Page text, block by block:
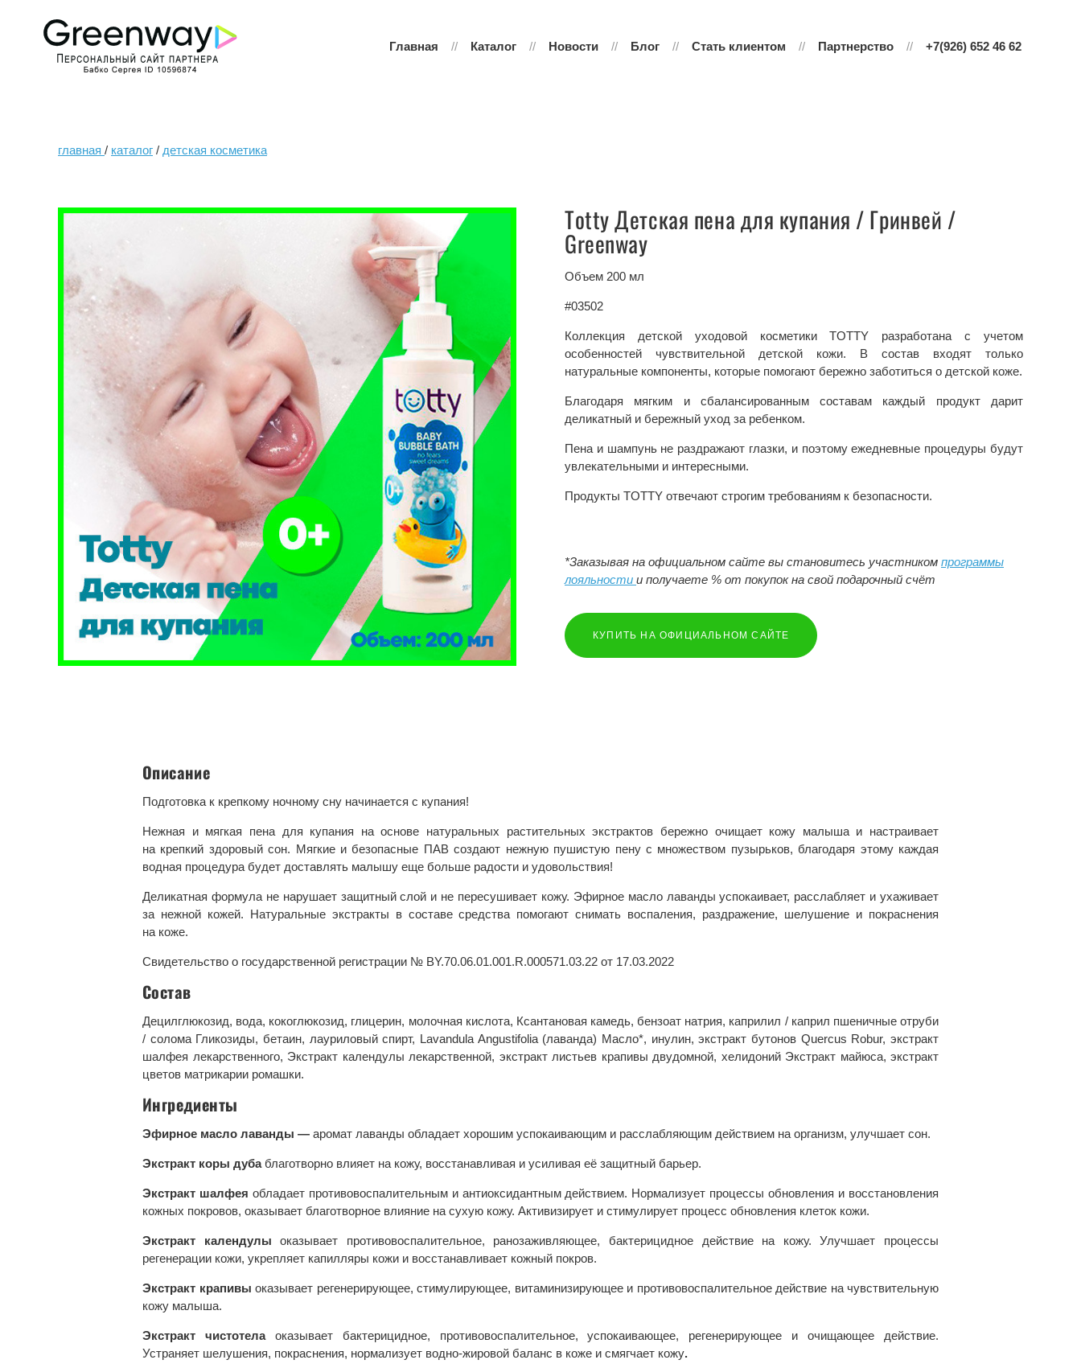
Главная Каталог Новости Блог Стать клиентом Партнерство +7(926) 652 46 62
главная / каталог / детская косметика
Totty Детская пена для купания / Гринвей /
Greenway
Объем 200 мл
#03502
Коллекция детской уходовой косметики TOTTY разработана с учетом
особенностей чувствительной детской кожи. В состав входят только
натуральные компоненты, которые помогают бережно заботиться о детской коже.
Благодаря мягким и сбалансированным составам каждый продукт дарит
деликатный и бережный уход за ребенком.
Пена и шампунь не раздражают глазки, и поэтому ежедневные процедуры будут
увлекательными и интересными.
Продукты TOTTY отвечают строгим требованиям к безопасности.
*Заказывая на официальном сайте вы становитесь участником программы
лояльности и получаете % от покупок на свой подарочный счёт
КУПИТЬ НА ОФИЦИАЛЬНОМ САЙТЕ
Описание
Подготовка к крепкому ночному сну начинается с купания!
Нежная и мягкая пена для купания на основе натуральных растительных экстрактов бережно очищает кожу малыша и настраивает
на крепкий здоровый сон. Мягкие и безопасные ПАВ создают нежную пушистую пену с множеством пузырьков, благодаря этому каждая
водная процедура будет доставлять малышу еще больше радости и удовольствия!
Деликатная формула не нарушает защитный слой и не пересушивает кожу. Эфирное масло лаванды успокаивает, расслабляет и ухаживает
за нежной кожей. Натуральные экстракты в составе средства помогают снимать воспаления, раздражение, шелушение и покраснения
на коже.
Свидетельство о государственной регистрации № BY.70.06.01.001.R.000571.03.22 от 17.03.2022
Состав
Децилглюкозид, вода, кокоглюкозид, глицерин, молочная кислота, Ксантановая камедь, бензоат натрия, каприлил / каприл пшеничные отруби
/ солома Гликозиды, бетаин, лауриловый спирт, Lavandula Angustifolia (лаванда) Масло*, инулин, экстракт бутонов Quercus Robur, экстракт
шалфея лекарственного, Экстракт календулы лекарственной, экстракт листьев крапивы двудомной, хелидоний Экстракт майюса, экстракт
цветов матрикарии ромашки.
Ингредиенты
Эфирное масло лаванды — аромат лаванды обладает хорошим успокаивающим и расслабляющим действием на организм, улучшает сон.
Экстракт коры дуба благотворно влияет на кожу, восстанавливая и усиливая её защитный барьер.
Экстракт шалфея обладает противовоспалительным и антиоксидантным действием. Нормализует процессы обновления и восстановления
кожных покровов, оказывает благотворное влияние на сухую кожу. Активизирует и стимулирует процесс обновления клеток кожи.
Экстракт календулыоказывает противовоспалительное, ранозаживляющее, бактерицидное действие на кожу. Улучшает процессы
регенерации кожи, укрепляет капилляры кожи и восстанавливает кожный покров.
Экстракт крапивы оказывает регенерирующее, стимулирующее, витаминизирующее и противовоспалительное действие на чувствительную
кожу малыша.
Экстракт чистотела оказывает бактерицидное, противовоспалительное, успокаивающее, регенерирующее и очищающее действие.
Устраняет шелушения, покраснения, нормализует водно-жировой баланс в коже и смягчает кожу.